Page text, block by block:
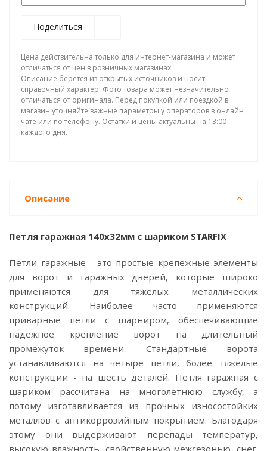
Поделиться
Цена действительна только для интернет-магазина и может
отличаться от цен в розничных магазинах.
Описание берется из открытых источников и носит
справочный характер. Фото товара может незначительно
отличаться от оригинала. Перед покупкой или поездкой в
магазин уточняйте важные параметры у операторов в онлайн
чате или по телефону. Остатки и цены актуальны на 13:00
каждого дня.
Описание
Петля гаражная 140x32мм с шариком STARFIX
Петли гаражные - это простые крепежные элементы
для ворот и гаражных дверей, которые широко
применяются для тяжелых металлических
конструкций. Наиболее часто применяются
приварные петли с шарниром, обеспечивающие
надежное крепление ворот на длительный
промежуток времени. Стандартные ворота
устанавливаются на четыре петли, более тяжелые
конструкции - на шесть деталей. Петля гаражная с
шариком рассчитана на многолетнюю службу, а
потому изготавливается из прочных износостойких
металлов с антикоррозийным покрытием. Благодаря
этому они выдерживают перепады температур,
высокую влажность, свойственную межсезонью, снег,